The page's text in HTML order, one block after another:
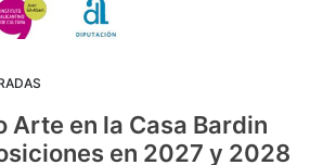
Arte en la Casa Bardin
en 2027 y 2028